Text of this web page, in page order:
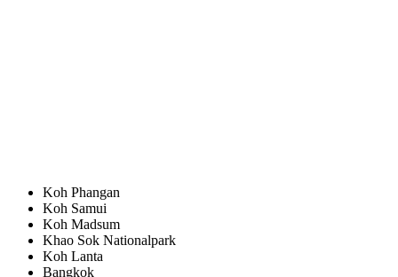
Koh Phangan
Koh Samui
Koh Madsum
Khao Sok Nationalpark
Koh Lanta
Bangkok